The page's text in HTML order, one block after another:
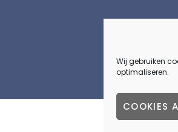
Wij gebruiken
optimaliseren.
COOKIES